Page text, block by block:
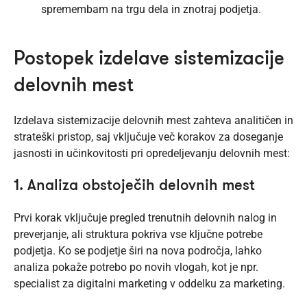
spremembam na trgu dela in znotraj podjetja.
Postopek izdelave sistemizacije
delovnih mest
Izdelava sistemizacije delovnih mest zahteva analitičen in
strateški pristop, saj vključuje več korakov za doseganje
jasnosti in učinkovitosti pri opredeljevanju delovnih mest:
1. Analiza obstoječih delovnih mest
Prvi korak vključuje pregled trenutnih delovnih nalog in
preverjanje, ali struktura pokriva vse ključne potrebe
podjetja. Ko se podjetje širi na nova področja, lahko
analiza pokaže potrebo po novih vlogah, kot je npr.
specialist za digitalni marketing v oddelku za marketing.